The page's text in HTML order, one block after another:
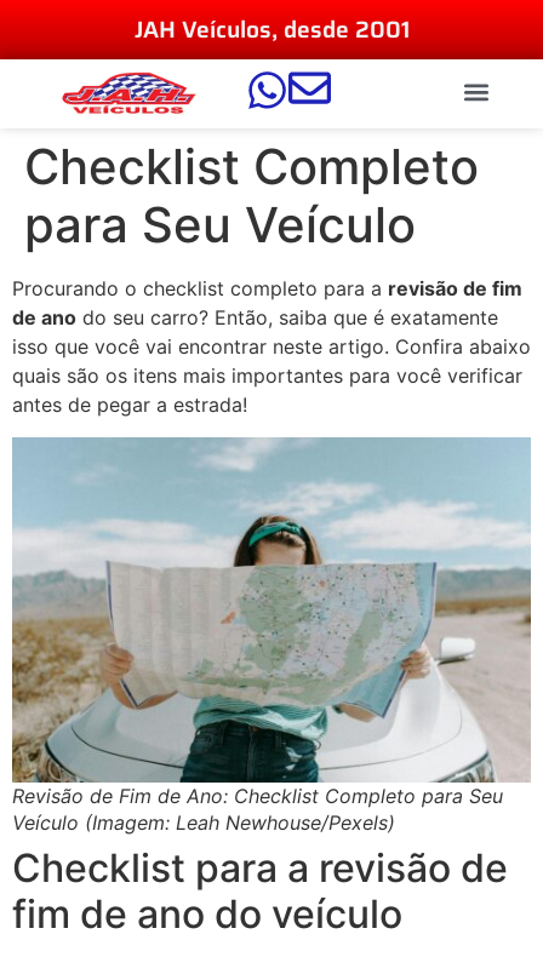
JAH Veículos, desde 2001
Checklist Completo
para Seu Veículo
Procurando o checklist completo para a revisão de fim
de ano do seu carro? Então, saiba que é exatamente
isso que você vai encontrar neste artigo. Confira abaixo
quais são os itens mais importantes para você verificar
antes de pegar a estrada!
Revisão de Fim de Ano: Checklist Completo para Seu
Veículo (Imagem: Leah Newhouse/Pexels)
Checklist para a revisão de
fim de ano do veículo